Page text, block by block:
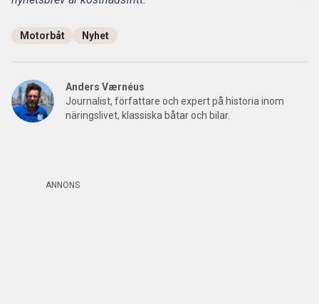
Motorbåt Nyhet
Anders Værnéus
Journalist, författare och expert på historia inom
näringslivet, klassiska båtar och bilar.
ANNONS